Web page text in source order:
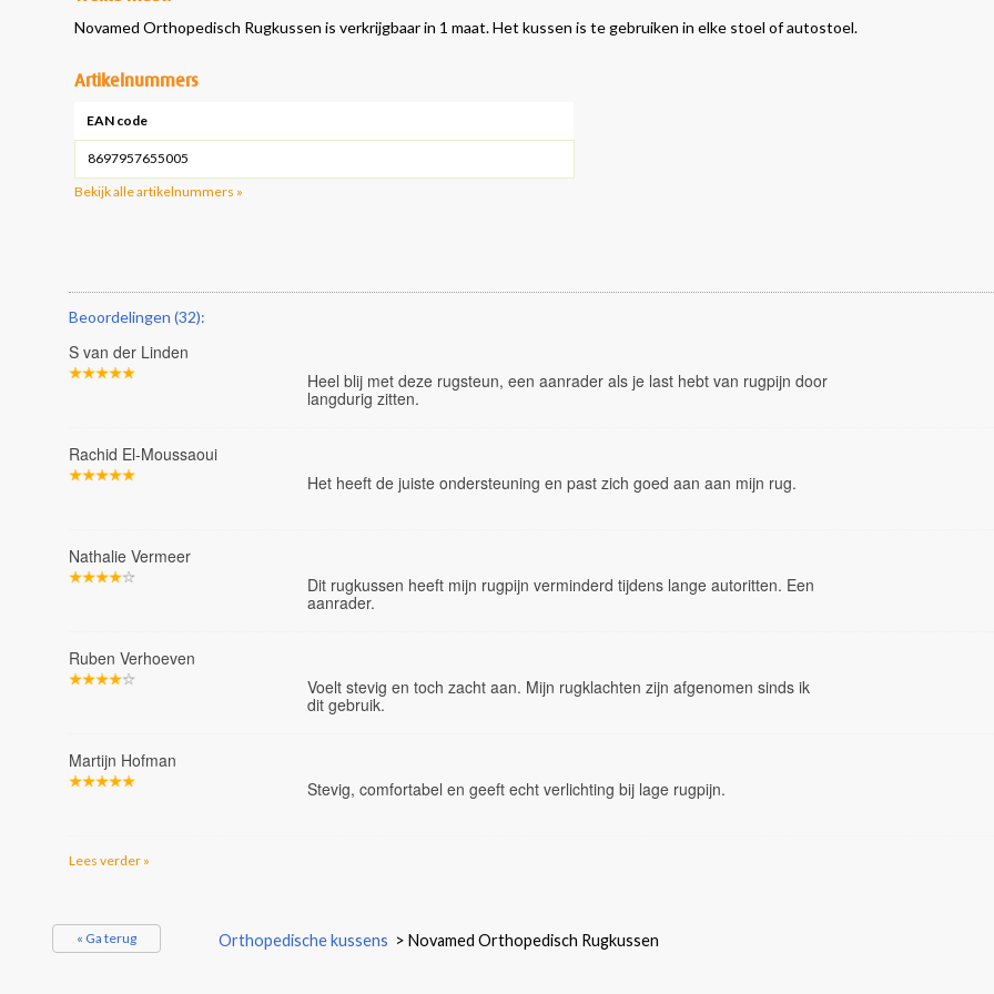
Novamed Orthopedisch Rugkussen is verkrijgbaar in 1 maat. Het kussen is te gebruiken in elke stoel of autostoel.
Artikelnummers
EAN code
8697957655005
Bekijk alle artikelnummers »
Beoordelingen (32):
S van der Linden
Heel blij met deze rugsteun, een aanrader als je last hebt van rugpijn door
langdurig zitten.
Rachid El-Moussaoui
Het heeft de juiste ondersteuning en past zich goed aan aan mijn rug.
Nathalie Vermeer
Dit rugkussen heeft mijn rugpijn verminderd tijdens lange autoritten. Een
aanrader.
Ruben Verhoeven
Voelt stevig en toch zacht aan. Mijn rugklachten zijn afgenomen sinds ik
dit gebruik.
Martijn Hofman
Stevig, comfortabel en geeft echt verlichting bij lage rugpijn.
Lees verder »
« Ga terug Orthopedische kussens > Novamed Orthopedisch Rugkussen